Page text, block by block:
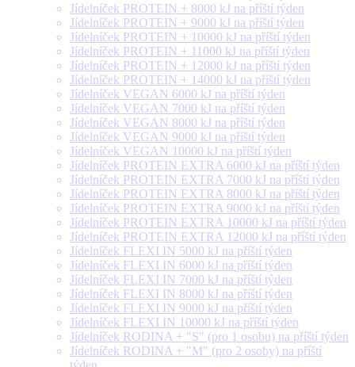
Jídelníček PROTEIN + 8000 kJ na příští týden
Jídelníček PROTEIN + 9000 kJ na příští týden
Jídelníček PROTEIN + 10000 kJ na příští týden
Jídelníček PROTEIN + 11000 kJ na příští týden
Jídelníček PROTEIN + 12000 kJ na příští týden
Jídelníček PROTEIN + 14000 kJ na příští týden
Jídelníček VEGAN 6000 kJ na příští týden
Jídelníček VEGAN 7000 kJ na příští týden
Jídelníček VEGAN 8000 kJ na příští týden
Jídelníček VEGAN 9000 kJ na příští týden
Jídelníček VEGAN 10000 kJ na příští týden
Jídelníček PROTEIN EXTRA 6000 kJ na příští týden
Jídelníček PROTEIN EXTRA 7000 kJ na příští týden
Jídelníček PROTEIN EXTRA 8000 kJ na příští týden
Jídelníček PROTEIN EXTRA 9000 kJ na příští týden
Jídelníček PROTEIN EXTRA 10000 kJ na příští týden
Jídelníček PROTEIN EXTRA 12000 kJ na příští týden
Jídelníček FLEXI IN 5000 kJ na příští týden
Jídelníček FLEXI IN 6000 kJ na příští týden
Jídelníček FLEXI IN 7000 kJ na příští týden
Jídelníček FLEXI IN 8000 kJ na příští týden
Jídelníček FLEXI IN 9000 kJ na příští týden
Jídelníček FLEXI IN 10000 kJ na příští týden
Jídelníček RODINA + "S" (pro 1 osobu) na příští týden
Jídelníček RODINA + "M" (pro 2 osoby) na příští